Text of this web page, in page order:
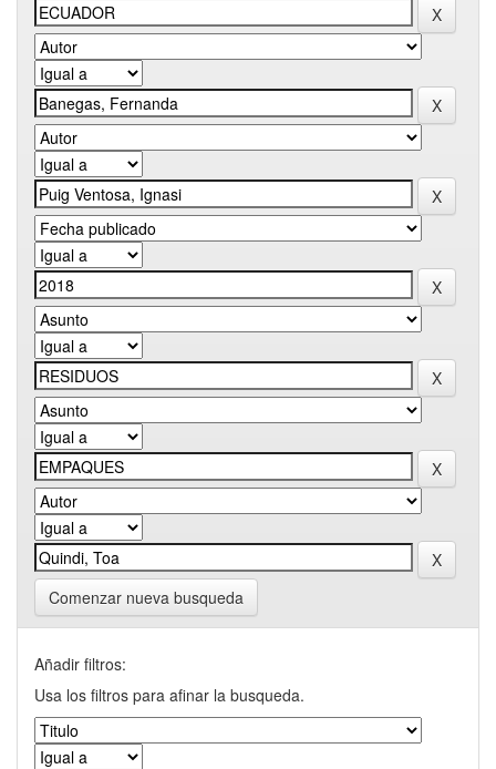
Comenzar nueva busqueda
Añadir filtros:
Usa los filtros para afinar la busqueda.